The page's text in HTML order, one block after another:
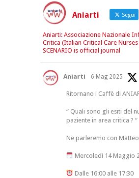
Aniarti Segui
Aniarti: Associazione Nazionale
Critica (Italian Critical Care
SCENARIO is official journal
Aniarti 6 Mag 2025
Ritornano i Caffè di
“ Quali sono gli esiti del
paziente in area critica ? “
Ne parleremo con
Mercoledì 14 Maggio
Dalle 16:00 alle 17:30